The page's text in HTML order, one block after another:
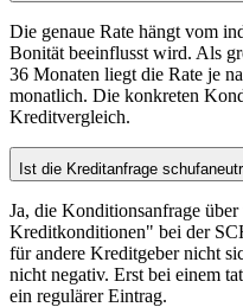
Die genaue Rate hängt vom
Bonität beeinflusst wird. Als
36 Monaten liegt die Rate je
monatlich. Die konkreten
Kreditvergleich.
Ist die Kreditanfrage
Ja, die Konditionsanfrage
Kreditkonditionen" bei der
für andere Kreditgeber nicht
nicht negativ. Erst bei einem
ein regulärer Eintrag.